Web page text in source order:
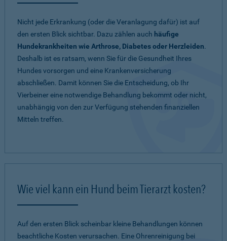
Nicht jede Erkrankung (oder die Veranlagung dafür) ist auf
den ersten Blick sichtbar. Dazu zählen auch häufige
Hundekrankheiten wie Arthrose, Diabetes oder Herzleiden.
Deshalb ist es ratsam, wenn Sie für die Gesundheit Ihres
Hundes vorsorgen und eine Krankenversicherung
abschließen. Damit können Sie die Entscheidung, ob Ihr
Vierbeiner eine notwendige Behandlung bekommt oder nicht,
unabhängig von den zur Verfügung stehenden finanziellen
Mitteln treffen.
Wie viel kann ein Hund beim Tierarzt kosten?
Auf den ersten Blick scheinbar kleine Behandlungen können
beachtliche Kosten verursachen. Eine Ohrenreinigung bei